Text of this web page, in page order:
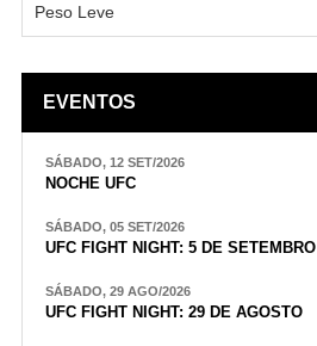
Peso Leve
EVENTOS
SÁBADO, 12 SET/2026
NOCHE UFC
SÁBADO, 05 SET/2026
UFC FIGHT NIGHT: 5 DE SETEMBRO
SÁBADO, 29 AGO/2026
UFC FIGHT NIGHT: 29 DE AGOSTO